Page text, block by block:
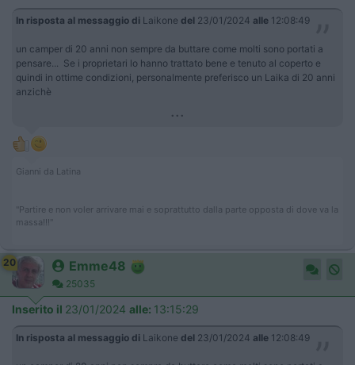
In risposta al messaggio di Laikone del 23/01/2024 alle 12:08:49
un camper di 20 anni non sempre da buttare come molti sono portati a
pensare... Se i proprietari lo hanno trattato bene e tenuto al coperto e
quindi in ottime condizioni, personalmente preferisco un Laika di 20 anni
anzichè
...
Gianni da Latina
"Partire e non voler arrivare mai e soprattutto dalla parte opposta di dove va la
massa!!!"
20 Emme48
25035
Inserito il 23/01/2024 alle: 13:15:29
In risposta al messaggio di Laikone del 23/01/2024 alle 12:08:49